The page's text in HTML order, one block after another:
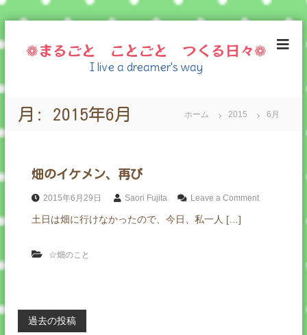
ン
ツ
キ
❁まるごと ことごと つくる日々❁
I live a dreamer's way
月: 2015年6月 ホーム 2015 6月
畑のイケメン、再び
2015年6月29日 Saori Fujita Leave a Commento
土日は畑に行けなかったので、今日、私一人 […]
☆畑のこと
投
過去の投稿